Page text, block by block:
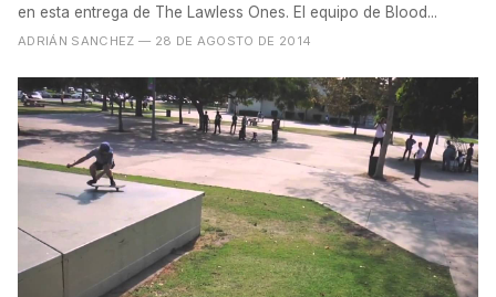
en esta entrega de The Lawless Ones. El equipo de Blood...
ADRIÁN SANCHEZ — 28 DE AGOSTO DE 2014